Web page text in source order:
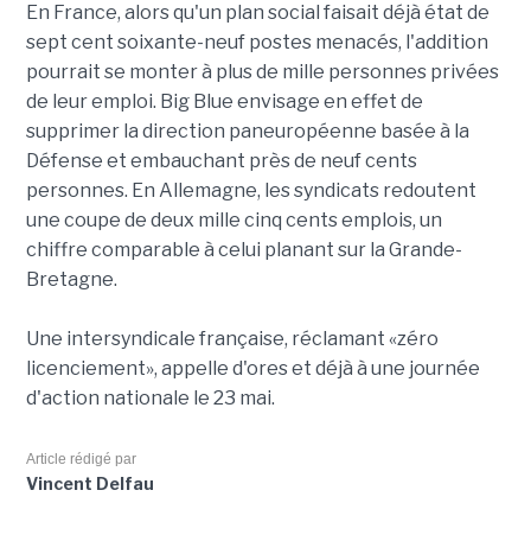
En France, alors qu'un plan social faisait déjà état de
sept cent soixante-neuf postes menacés, l'addition
pourrait se monter à plus de mille personnes privées
de leur emploi. Big Blue envisage en effet de
supprimer la direction paneuropéenne basée à la
Défense et embauchant près de neuf cents
personnes. En Allemagne, les syndicats redoutent
une coupe de deux mille cinq cents emplois, un
chiffre comparable à celui planant sur la Grande-
Bretagne.
Une intersyndicale française, réclamant «zéro
licenciement», appelle d'ores et déjà à une journée
d'action nationale le 23 mai.
Article rédigé par
Vincent Delfau